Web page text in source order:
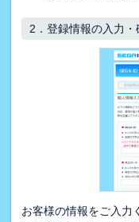
2．登録情報の入力・
お客様の情報をご入力